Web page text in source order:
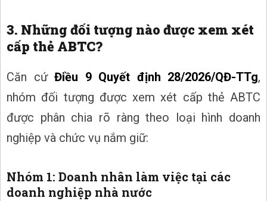
3. Những đối tượng nào được xem xét
cấp thẻ ABTC?
Căn cứ Điều 9 Quyết định 28/2026/QĐ-TTg,
nhóm đối tượng được xem xét cấp thẻ ABTC
được phân chia rõ ràng theo loại hình doanh
nghiệp và chức vụ nắm giữ:
Nhóm 1: Doanh nhân làm việc tại các
doanh nghiệp nhà nước